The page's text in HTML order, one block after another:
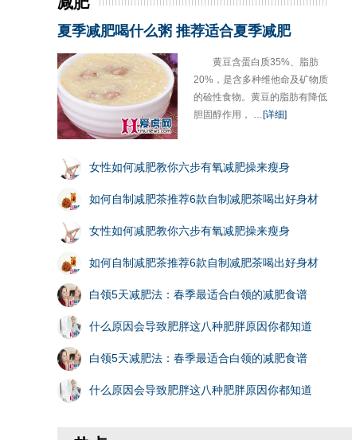
夏季减肥喝什么粥 推荐适合夏季减肥
黄豆含蛋白质35%、脂肪
20%，是含多种维他命及矿物质
的硷性食物。黄豆的脂肪有降低
胆固醇作用， …[详细]
女性如何减肥教你六步有氧减肥操来瘦身
如何自制减肥茶推荐6款自制减肥茶喝出好身材
女性如何减肥教你六步有氧减肥操来瘦身
如何自制减肥茶推荐6款自制减肥茶喝出好身材
白领5天减肥法：春季最适合白领的减肥食谱
什么原因会导致肥胖这八种肥胖原因你都知道
白领5天减肥法：春季最适合白领的减肥食谱
什么原因会导致肥胖这八种肥胖原因你都知道